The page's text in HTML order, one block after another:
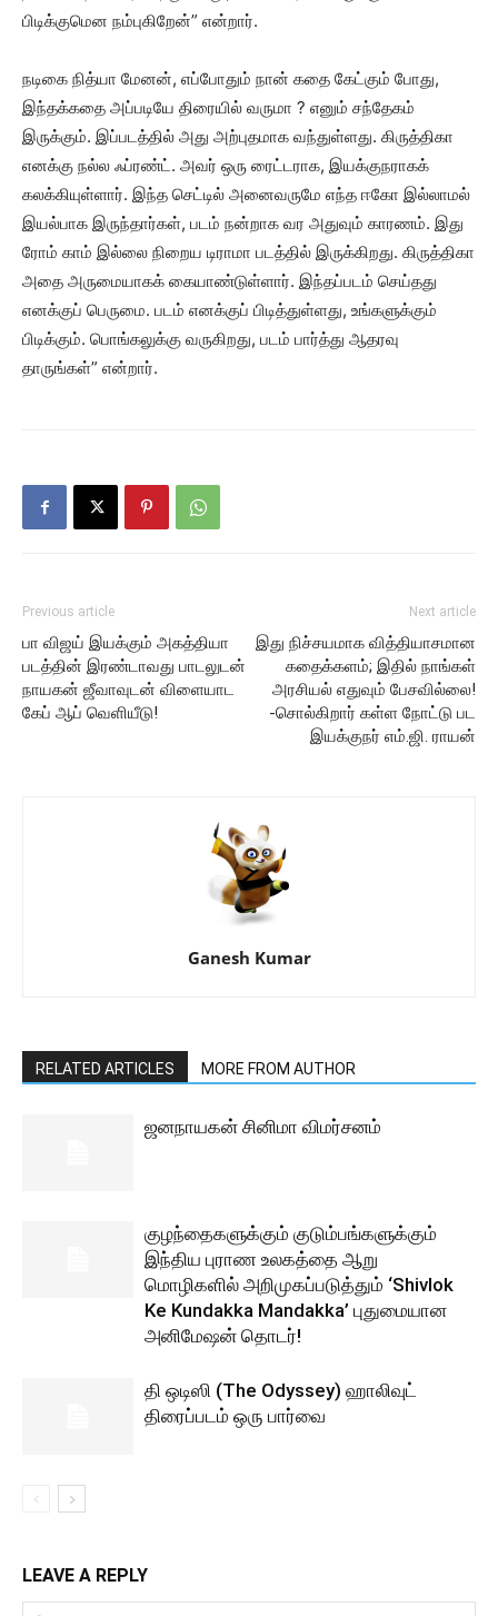
பிடிக்குமென நம்புகிறேன்” என்றார்.
நடிகை நித்யா மேனன், எப்போதும் நான் கதை கேட்கும் போது,
இந்தக்கதை அப்படியே திரையில் வருமா ? எனும் சந்தேகம்
இருக்கும். இப்படத்தில் அது அற்புதமாக வந்துள்ளது. கிருத்திகா
எனக்கு நல்ல ஃப்ரண்ட். அவர் ஒரு ரைட்டராக, இயக்குநராகக்
கலக்கியுள்ளார். இந்த செட்டில் அனைவருமே எந்த ஈகோ இல்லாமல்
இயல்பாக இருந்தார்கள், படம் நன்றாக வர அதுவும் காரணம். இது
ரோம் காம் இல்லை நிறைய டிராமா படத்தில் இருக்கிறது. கிருத்திகா
அதை அருமையாகக் கையாண்டுள்ளார். இந்தப்படம் செய்தது
எனக்குப் பெருமை. படம் எனக்குப் பிடித்துள்ளது, உங்களுக்கும்
பிடிக்கும். பொங்கலுக்கு வருகிறது, படம் பார்த்து ஆதரவு
தாருங்கள்” என்றார்.
Previous article
பா விஜய் இயக்கும் அகத்தியா
படத்தின் இரண்டாவது பாடலுடன்
நாயகன் ஜீவாவுடன் விளையாட
கேப் ஆப் வெளியீடு!
Next article
இது நிச்சயமாக வித்தியாசமான
கதைக்களம்; இதில் நாங்கள்
அரசியல் எதுவும் பேசவில்லை!
-சொல்கிறார் கள்ள நோட்டு பட
இயக்குநர் எம்.ஜி. ராயன்
Ganesh Kumar
RELATED ARTICLES MORE FROM AUTHOR
ஜனநாயகன் சினிமா விமர்சனம்
குழந்தைகளுக்கும் குடும்பங்களுக்கும்
இந்திய புராண உலகத்தை ஆறு
மொழிகளில் அறிமுகப்படுத்தும் ‘Shivlok
Ke Kundakka Mandakka’ புதுமையான
அனிமேஷன் தொடர்!
தி ஒடிஸி (The Odyssey) ஹாலிவுட்
திரைப்படம் ஒரு பார்வை
LEAVE A REPLY